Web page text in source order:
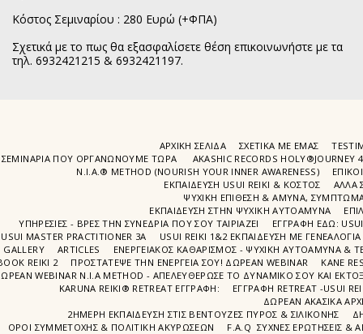
Κόστος Σεμιναρίου : 280 Ευρώ (+ΦΠΑ)
Σχετικά με το πως θα εξασφαλίσετε θέση επικοινωνήστε με τα
τηλ. 6932421215 & 6932421197.
ΑΡΧΙΚΉ ΣΕΛΊΔΑ ΣΧΕΤΙΚΆ ΜΕ ΕΜΆΣ
ΣΕΜΙΝΆΡΙΑ ΠΟΥ ΟΡΓΑΝΏΝΟΥΜΕ ΤΩΡΑ
AKASHIC RECORDS
N.I.A.® METHOD (NOURISH YOUR INNER AWARENESS)
ΕΚΠΑΙΔΕΥΣΗ USUI REIKI & ΚΟΣΤΟΣ
ΑΛΛΑ
ΨΥΧΙΚΉ ΕΠΊΘΕΣΗ & ΆΜΥΝΑ,
ΕΚΠΑΊΔΕΥΣΗ ΣΤΗΝ ΨΥΧΙΚΗ ΑΥΤΟΑΜΥΝΑ
ΥΠΗΡΕΣΙΕΣ - ΒΡΕΣ ΤΗΝ ΣΥΝΕΔΡΙΑ ΠΟΥ ΣΟΥ ΤΑΙΡΙΑΖΕΙ
ΕΓΓΡΑΦΉ EΔΩ:
USUI MASTER PRACTITIONER 3A
USUI REIKI 1&2 EΚΠΑΙΔΕΥΣΗ ΜΕ ΓΕΝΕΑΛΟΓΙΑ
GALLERY
ARTICLES
ΕΝΕΡΓΕΙΑΚΟΣ ΚΑΘΑΡΙΣΜΟΣ - ΨΥΧΙΚΗ ΑΥΤΟΑΜΥΝΑ &
REIKI 2
ΠΡΟΣΤΆΤΕΨΕ ΤΗΝ ΕΝΈΡΓΕΙΆ ΣΟΥ! ΔΩΡΕΑΝ WEBINAR
ΚΑΝΕ
WEBINAR Ν.Ι.Α METHOD - ΑΠΕΛΕΥΘΈΡΩΣΕ ΤΟ ΔΥΝΑΜΙΚΌ ΣΟΥ ΚΑΙ
KARUNA REIKI® RETREAT ΕΓΓΡΑΦΉ:
ΕΓΓΡΑΦΗ RETREAT -USUI
ΔΩΡΕΑΝ ΑΚΑΣΙΚΆ
2ΗΜΕΡΗ ΕΚΠΑΊΔΕΥΣΗ ΣΤΙΣ ΒΕΝΤΟΎΖΕΣ ΠΥΡΌΣ & ΣΙΛΙΚΌΝΗΣ
ΌΡΟΙ ΣΥΜΜΕΤΟΧΉΣ & ΠΟΛΙΤΙΚΉ ΑΚΥΡΏΣΕΩΝ
F.A.Q ΣΥΧΝΈΣ ΕΡΩΤΉΣΕΙΣ &